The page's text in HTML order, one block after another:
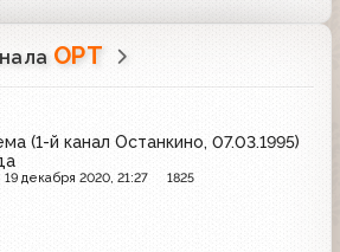
ОРТ
(1-й канал Останкино, 07.03.1995)
19 декабря 2020, 21:27 1825